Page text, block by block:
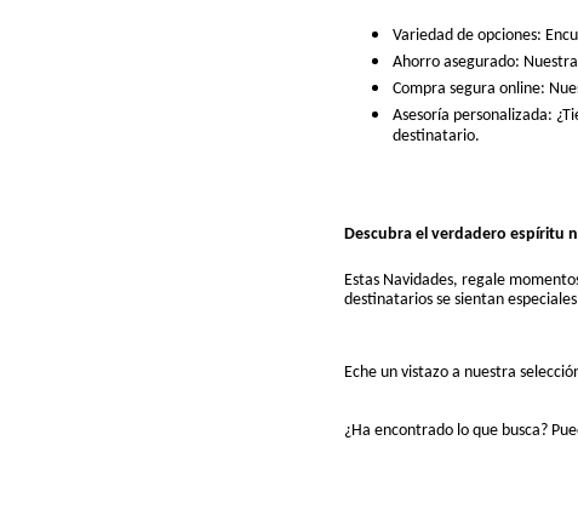
Variedad de opciones:
Ahorro asegurado:
Compra segura online:
Asesoría personalizada:
destinatario.
Descubra el verdadero espíritu
Estas Navidades, regale
destinatarios se sientan
Eche un vistazo a nuestra
¿Ha encontrado lo que busca?